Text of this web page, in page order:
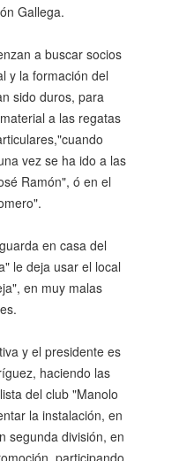
Gallega.
a buscar socios
y la formación del
sido duros, para
a las regatas
vez se ha ido a las
Ramón", ó en el
en casa del
le deja usar el local
en muy malas
y el presidente es
haciendo las
del club "Manolo
la instalación, en
segunda división, en
participando